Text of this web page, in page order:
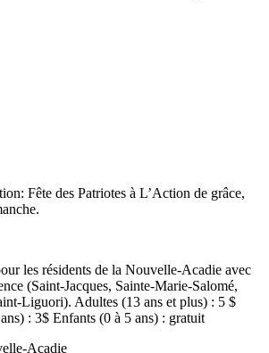
Fête des Patriotes à L’Action de grâce,
les résidents de la Nouvelle-Acadie avec
(Saint-Jacques, Sainte-Marie-Salomé,
Liguori). Adultes (13 ans et plus) : 5 $
: 3$ Enfants (0 à 5 ans) : gratuit
Acadie